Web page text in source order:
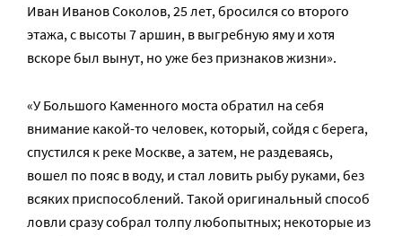
Иван Иванов Соколов, 25 лет, бросился со второго
этажа, с высоты 7 аршин, в выгребную яму и хотя
вскоре был вынут, но уже без признаков жизни».
«У Большого Каменного моста обратил на себя
внимание какой-то человек, который, сойдя с берега,
спустился к реке Москве, а затем, не раздеваясь,
вошел по пояс в воду, и стал ловить рыбу руками, без
всяких приспособлений. Такой оригинальный способ
ловли сразу собрал толпу любопытных; некоторые из